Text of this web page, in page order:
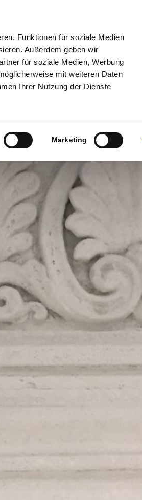
Funktionen für soziale Medien
Außerdem geben wir
für soziale Medien, Werbung
mit weiteren Daten
Ihrer Nutzung der Dienste
Marketing